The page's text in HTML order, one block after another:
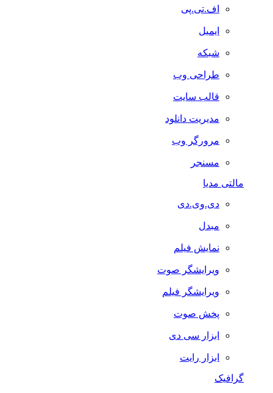
اف.تی.پی
ایمیل
شبکه
طراحی وب
قالب سایت
مدیریت دانلود
مرورگر وب
مسنجر
مالتی مدیا
دی.وی.دی
مبدل
نمایش فیلم
ویرایشگر صوت
ویرایشگر فیلم
پخش صوت
ابزار سی دی
ابزار رایت
گرافیک